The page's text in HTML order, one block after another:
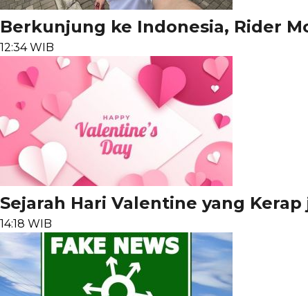
Berkunjung ke Indonesia, Rider
12:34 WIB
Sejarah Hari Valentine yang
14:18 WIB